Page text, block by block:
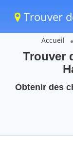
Trouver
Accueil
Trouver
Obtenir des